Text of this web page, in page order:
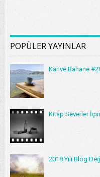
POPÜLER YAYINLAR
Kahve Bahane
Kitap Severler
2018 Yılı Blog